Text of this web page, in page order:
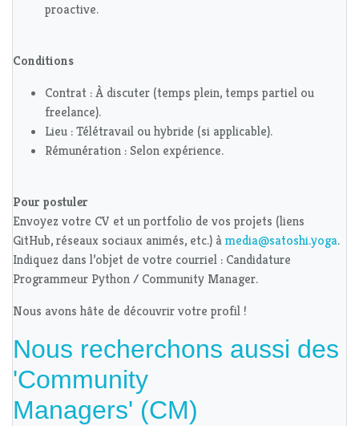
proactive.
Conditions
Contrat : À discuter (temps plein, temps partiel ou
freelance).
Lieu : Télétravail ou hybride (si applicable).
Rémunération : Selon expérience.
Pour postuler
Envoyez votre CV et un portfolio de vos projets (liens
GitHub, réseaux sociaux animés, etc.) àmedia@satoshi.yoga.
Indiquez dans l’objet de votre courriel : Candidature
Programmeur Python / Community Manager.
Nous avons hâte de découvrir votre profil !
Nous recherchons aussi des
'Community
Managers' (CM)